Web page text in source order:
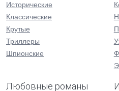
Исторические
Классические
Крутые
Триллеры
Шпионские
Любовные романы